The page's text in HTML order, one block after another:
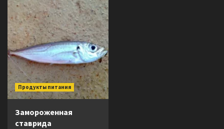
Продукты питания
Замороженная
ставрида